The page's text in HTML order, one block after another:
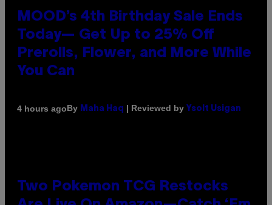
MOOD’s 4th Birthday Sale Ends
Today— Get Up to 25% Off
Prerolls, Flower, and More While
You Can
4 hours agoBy Maha Haq | Reviewed by Ysolt Usigan
Two Pokemon TCG Restocks